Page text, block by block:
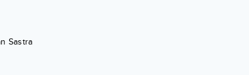
Sastra